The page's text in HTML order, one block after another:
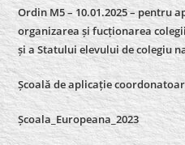
Ordin M5 – 10.01.2025 –
organizarea și fucționarea
și a Statului elevului de colegiu
Școală de aplicație
Școala_Europeana_2023